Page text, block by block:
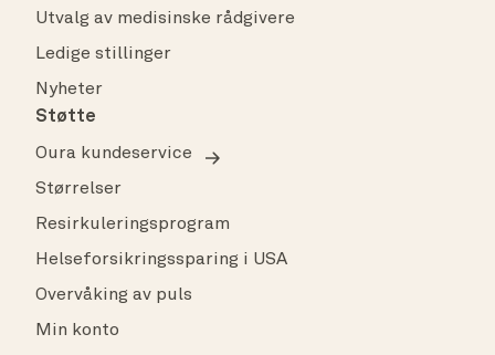
Utvalg av medisinske rådgivere
Ledige stillinger
Nyheter
Støtte
Oura kundeservice
Størrelser
Resirkuleringsprogram
Helseforsikringssparing i USA
Overvåking av puls
Min konto